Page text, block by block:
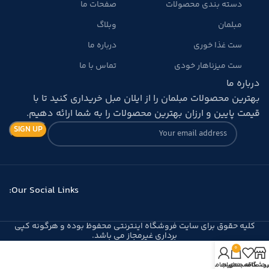
دسته بندی محصولات
مبلمان
ست غذا خوری
ست میزناهار خودی
صفحات ما
وبلاگ
درباره ما
تماس با ما
درباره ما
بهترین محصولات مبلمان را از ایلان مبل خریداری کنید تا با
قیمت پایین و ارزان بهترین محصولات را به شما ارائه دهیم.
Our Social Links:
کلیه حقوق برای سایت فروشگاه اینترنتی محفوظ بوده و هرگونه کپی
برداری غیرمجاز می باشد.
علاقه مندی ها
0
سبد خرید
حساب من